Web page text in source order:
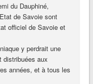
du Dauphiné,
de Savoie sont
officiel de Savoie et
y perdrait une
distribuées aux
années, et à tous les